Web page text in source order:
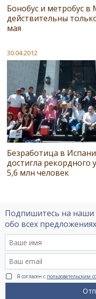
Бонобус и метробус в
действительны
мая
30.04.2012
Безработица в
достигла рекордного
5,6 млн человек
Подпишитесь на наши
обо всех предложениях
Я согласен с пользовательским